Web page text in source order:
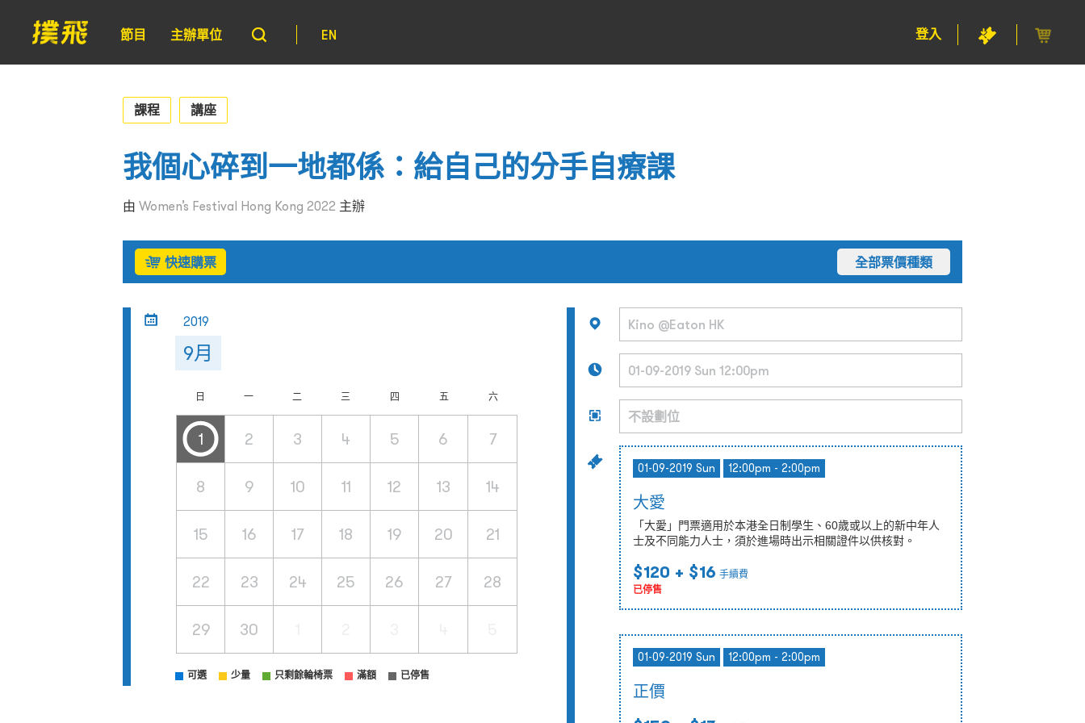
節目 主辦單位 EN 登入
課程 講座
我個心碎到一地都係：給自己的分手自療課
由 Women’s Festival Hong Kong 2022 主辦
快速購票 全部票價種類
2019
9月
日 一 二 三 四 五 六
1 2 3 4 5 6 7
8 9 10 11 12 13 14
15 16 17 18 19 20 21
22 23 24 25 26 27 28
29 30
可選 少量 只剩餘輪椅票 滿額 已停售
01-09-2019 Sun 12:00pm - 2:00pm
大愛
「大愛」門票適用於本港全日制學生、60歲或以上的新中年人
士及不同能力人士，須於進場時出示相關證件以供核對。
$120 + $16 手續費
已停售
01-09-2019 Sun 12:00pm - 2:00pm
正價